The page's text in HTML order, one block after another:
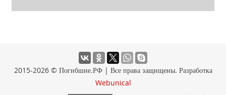
2015-2026 © Погибшие.РФ | Все права защищены. Разработка
Webunical